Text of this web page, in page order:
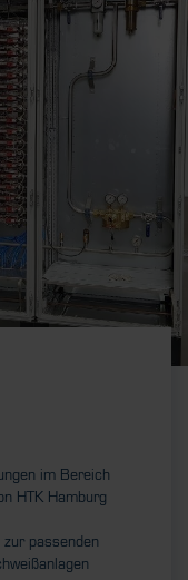
im Bereich
HTK Hamburg
passenden